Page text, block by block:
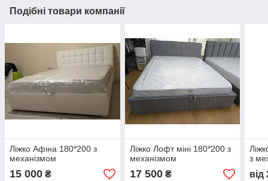
Подібні товари компанії
Ліжко Афіна 180*200 з
механізмом
15 000 ₴
Ліжко Лофт міні 180*200 з
механізмом
17 500₴
з
від